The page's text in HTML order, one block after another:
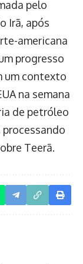
pelo
Irã, após
americana
progresso
um contexto
na semana
de petróleo
processando
Teerã.